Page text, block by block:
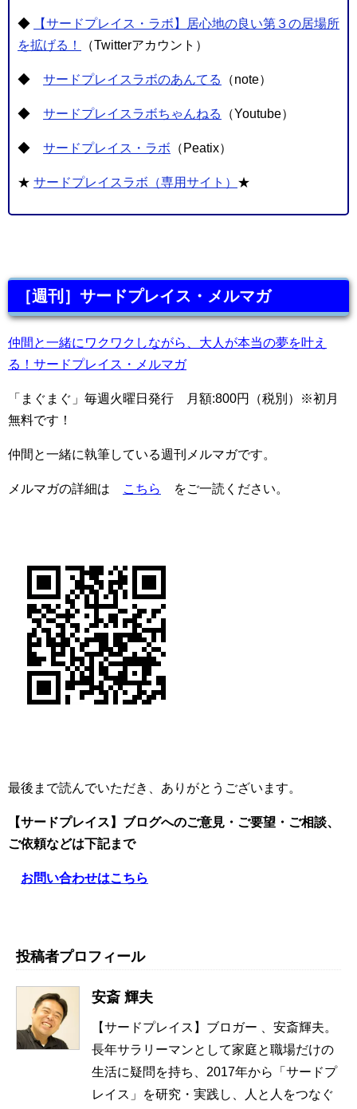
◆
【サードプレイス・ラボ】居心地の良い第３の居場所
を拡げる！
（Twitterアカウント）
◆ サードプレイスラボのあんてる （note）
◆ サードプレイスラボちゃんねる （Youtube）
◆ サードプレイス・ラボ （Peatix）
★ サードプレイスラボ（専用サイト） ★
［週刊］サードプレイス・メルマガ
仲間と一緒にワクワクしながら、大人が本当の夢を叶え
る！サードプレイス・メルマガ
「まぐまぐ」毎週火曜日発行 月額:800円（税別）※初月
無料です！
仲間と一緒に執筆している週刊メルマガです。
メルマガの詳細は こちら をご一読ください。
最後まで読んでいただき、ありがとうございます。
【サードプレイス】ブログへのご意見・ご要望・ご相談、
ご依頼などは下記まで
お問い合わせはこちら
投稿者プロフィール
安斎 輝夫
【サードプレイス】ブロガー 、安斎輝夫。
長年サラリーマンとして家庭と職場だけの
生活に疑問を持ち、2017年から「サードプ
レイス」を研究・実践し、人と人をつなぐ